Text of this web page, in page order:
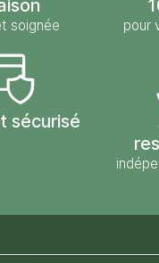
soignée pour
sécurisé